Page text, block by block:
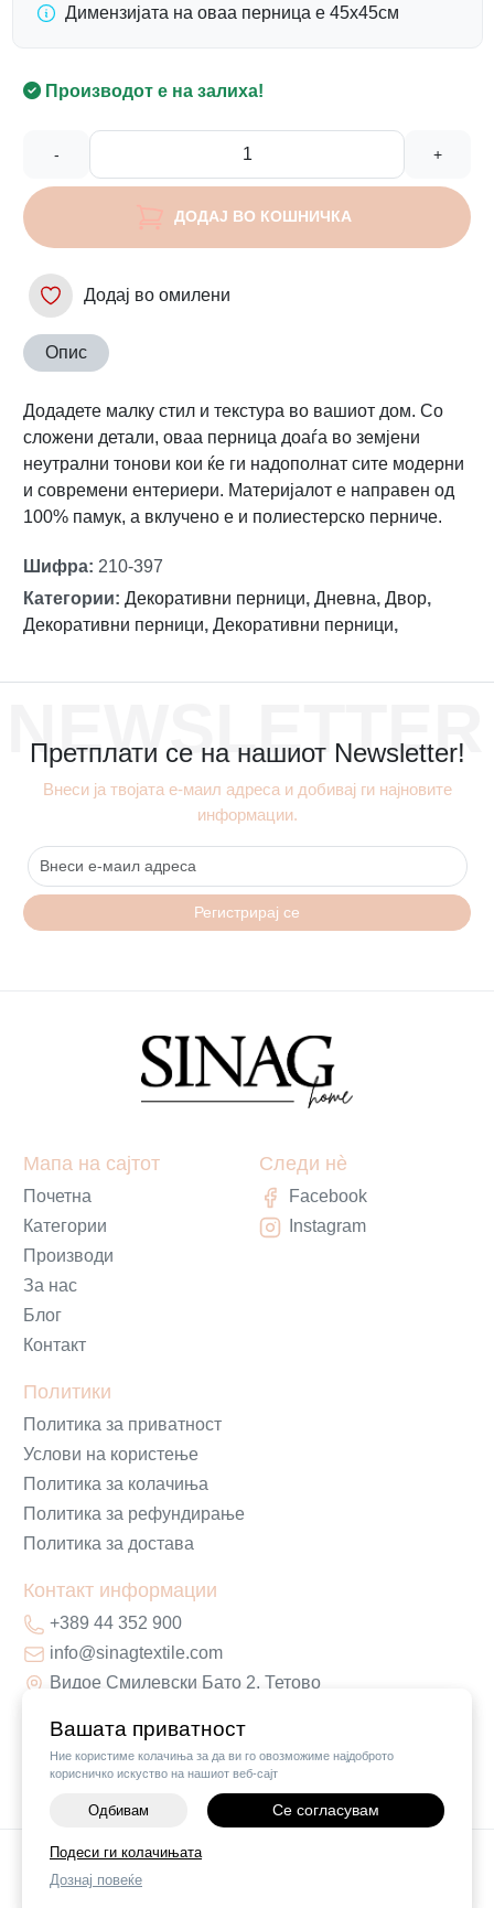
Вашата приватност
Ние користиме колачиња за да ви го овозможиме најдоброто
корисничко искуство на нашиот веб-сајт
Одбивам Се согласувам
Подеси ги колачињата
Дознај повеќе
Димензијата на оваа перница е 45х45см
Производот е на залиха!
- +
ДОДАЈ ВО КОШНИЧКА
Додај во омилени
Опис
Додадете малку стил и текстура во вашиот дом. Со
сложени детали, оваа перница доаѓа во земјени
неутрални тонови кои ќе ги надополнат сите модерни
и современи ентериери. Материјалот е направен од
100% памук, а вклучено е и полиестерско перниче.
Шифра: 210-397
Категории: Декоративни перници, Дневна, Двор,
Декоративни перници, Декоративни перници,
+
NEWSLETTER
Претплати се на нашиот Newsletter!
Внеси ја твојата е-маил адреса и добивај ги најновите
информации.
Регистрирај се
Мапа на сајтот
Почетна
Категории
Производи
За нас
Блог
Контакт
Политики
Политика за приватност
Услови на користење
Политика за колачиња
Политика за рефундирање
Политика за достава
Контакт информации
+389 44 352 900
info@sinagtextile.com
Видое Смилевски Бато 2, Тетово
Следи нè
Facebook
Instagram
©2026Vendor x
Поставки за колачиња